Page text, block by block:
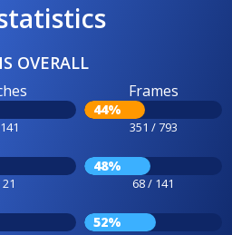
OVERALL
Frames
44%
351 / 793
48%
68 / 141
52%